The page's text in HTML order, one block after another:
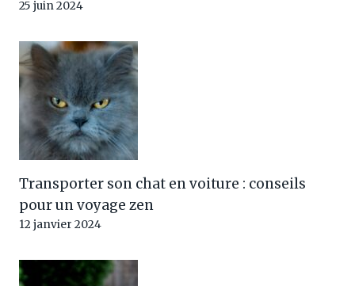
25 juin 2024
Transporter son chat en voiture : conseils
pour un voyage zen
12 janvier 2024